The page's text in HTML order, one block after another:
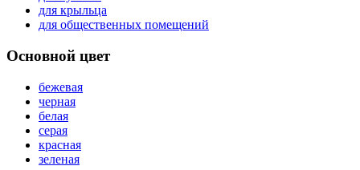
для крыльца
для общественных помещений
Основной цвет
бежевая
черная
белая
серая
красная
зеленая